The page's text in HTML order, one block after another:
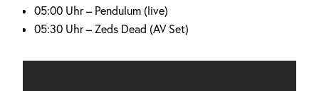
05:00 Uhr – Pendulum (live)
05:30 Uhr – Zeds Dead (AV Set)